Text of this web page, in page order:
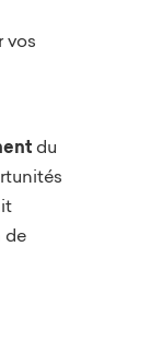
vos
du
de